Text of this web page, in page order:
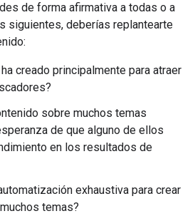
de forma afirmativa a todas o a
siguientes, deberías replantearte
creado principalmente para atraer
sobre muchos temas
de que alguno de ellos
en los resultados de
exhaustiva para crear
temas?